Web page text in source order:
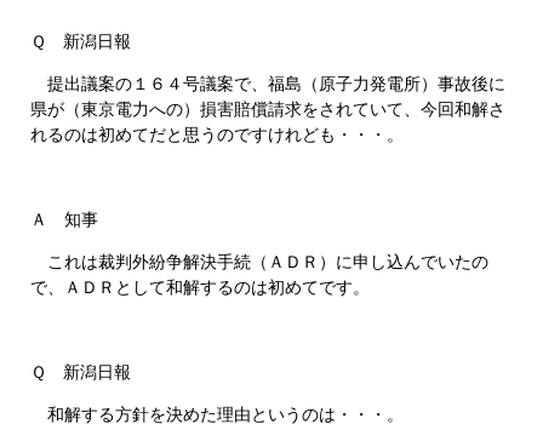
Ｑ 新潟日報
提出議案の１６４号議案で、福島（原子力発電所）事故後に
県が（東京電力への）損害賠償請求をされていて、今回和解さ
れるのは初めてだと思うのですけれども・・・。
Ａ 知事
これは裁判外紛争解決手続（ＡＤＲ）に申し込んでいたの
で、ＡＤＲとして和解するのは初めてです。
Ｑ 新潟日報
和解する方針を決めた理由というのは・・・。